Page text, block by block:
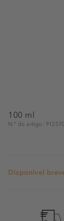
100 ml
N.° do artigo: 912570
Disponível